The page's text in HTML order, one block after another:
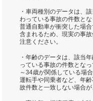
・車両種別のデータは、
わっている事故の件数と
普通自動車が衝突した場
含まれるため、現実の事
注意ください。
・年齢のデータは、該当
っている事故の件数とな
～34歳が関係している場
運転手や同乗者など、年
故件数と一致しない場合